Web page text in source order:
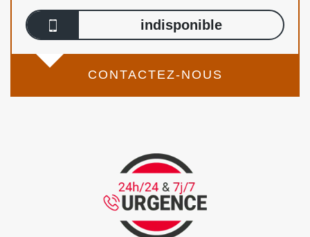
indisponible
CONTACTEZ-NOUS